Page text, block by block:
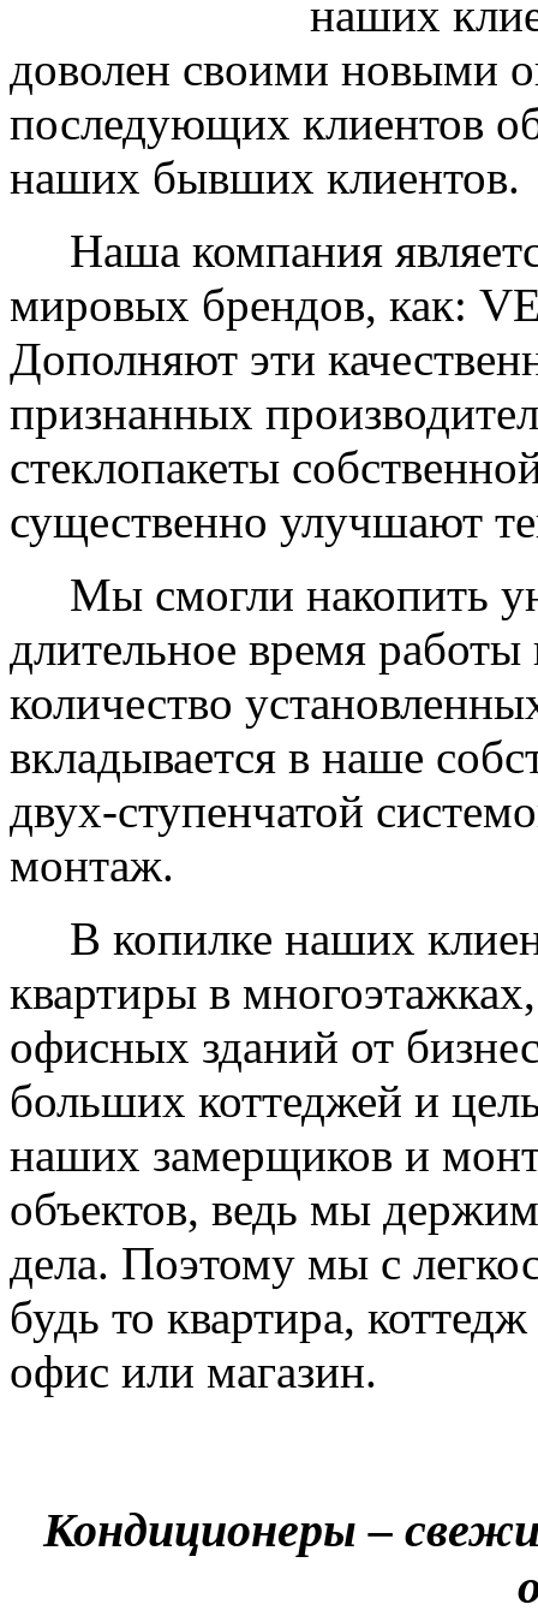
наших
доволен своими новыми
последующих клиентов
наших бывших клиентов.
Наша компания
мировых брендов, как:
Дополняют эти
признанных
стеклопакеты
существенно улучшают
Мы смогли накопить
длительное время
количество
вкладывается в наше
двух-ступенчатой
монтаж.
В копилке наших
квартиры в
офисных зданий от
больших коттеджей и
наших замерщиков и
объектов, ведь мы
дела. Поэтому мы с
будь то квартира,
офис или магазин.
Кондиционеры –